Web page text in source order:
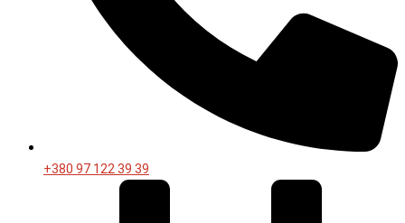
+380 97 122 39 39